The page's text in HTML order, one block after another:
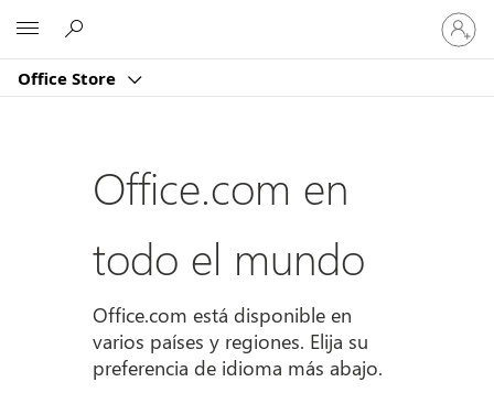
Office Store
Iniciar
sesión
en
cuenta
Office.com en
todo el mundo
Office.com está disponible en
varios países y regiones. Elija su
preferencia de idioma más abajo.